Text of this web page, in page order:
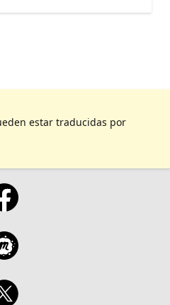
estar traducidas por